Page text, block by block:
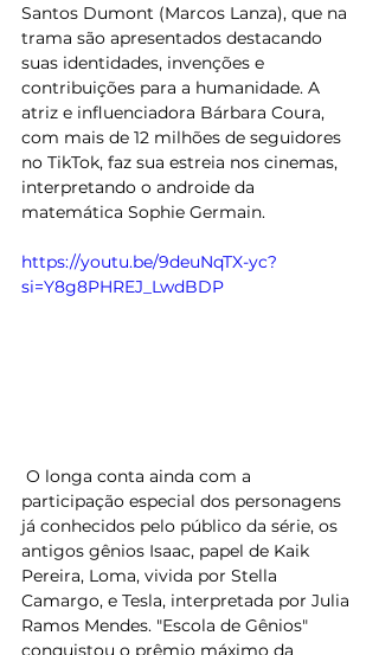
Santos Dumont (Marcos Lanza), que na
trama são apresentados destacando
suas identidades, invenções e
contribuições para a humanidade. A
atriz e influenciadora Bárbara Coura,
com mais de 12 milhões de seguidores
no TikTok, faz sua estreia nos cinemas,
interpretando o androide da
matemática Sophie Germain.
https://youtu.be/9deuNqTX-yc?
si=Y8g8PHREJ_LwdBDP
participação especial dos personagens
já conhecidos pelo público da série, os
antigos gênios Isaac, papel de Kaik
Pereira, Loma, vivida por Stella
Camargo, e Tesla, interpretada por Julia
Ramos Mendes. "Escola de Gênios"
conquistou o prêmio máximo da